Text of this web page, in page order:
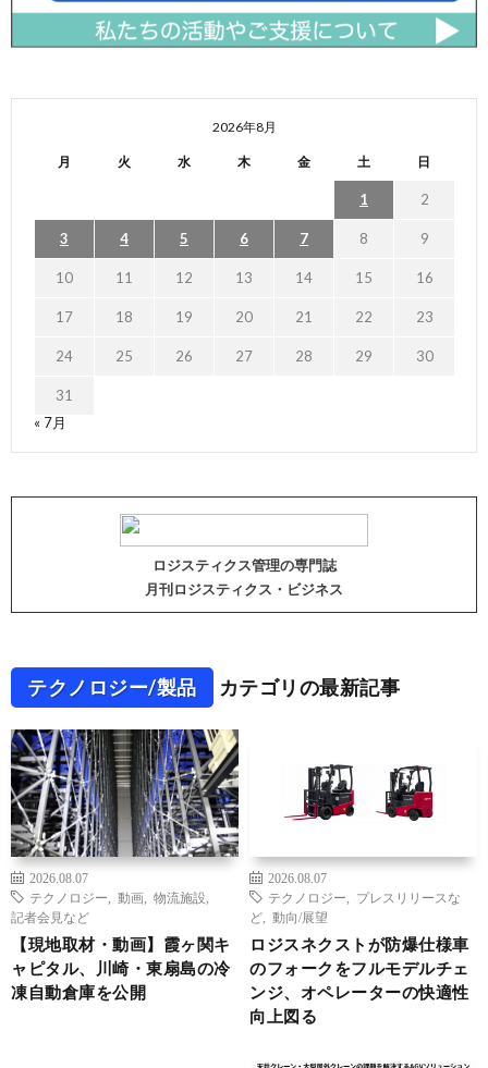
2026年8月
月 火 水 木 金 土 日
1 2
3 4 5 6 7 8 9
10 11 12 13 14 15 16
17 18 19 20 21 22 23
24 25 26 27 28 29 30
31
« 7月
ロジスティクス管理の専門誌
月刊ロジスティクス・ビジネス
テクノロジー/製品 カテゴリの最新記事
2026.08.07
テクノロジー
動画 物流施設
記者会見など
【現地取材・動画】霞ヶ関キ
ャピタル、川崎・東扇島の冷
凍自動倉庫を公開
2026.08.07
テクノロジー
プレスリリースな
ど
動向/展望
ロジスネクストが防爆仕様車
のフォークをフルモデルチェ
ンジ、オペレーターの快適性
向上図る